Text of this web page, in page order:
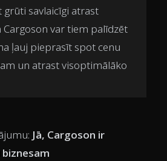
savlaicīgi atrast
var tiem palīdzēt
ļauj pieprasīt spot cenu
un atrast visoptimālāko
Jā, Cargoson ir